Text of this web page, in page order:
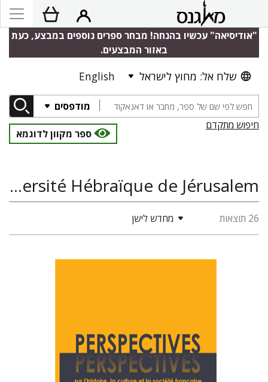
"אודיסיאה" עכשיו בהנחה! מבחר ספרים נוספים במבצע, כעת
באזור המבצעים.
שלח אל: מחוץ לישראל English
מודפסים
חיפוש מתקדם
ספר מקוון לדוגמא
Perspectives: Revue de l’Université Hébraïque de Jérusalem
26 תוצאות מחדש לישן